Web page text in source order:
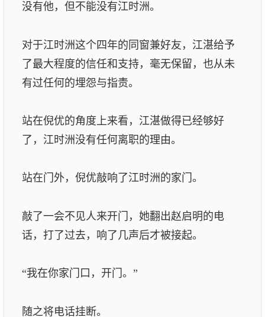
没有他，但不能没有江时洲。
对于江时洲这个四年的同窗兼好友，江湛给予
了最大程度的信任和支持，毫无保留，也从未
有过任何的埋怨与指责。
站在倪优的角度上来看，江湛做得已经够好
了，江时洲没有任何离职的理由。
站在门外，倪优敲响了江时洲的家门。
敲了一会不见人来开门，她翻出赵启明的电
话，打了过去，响了几声后才被接起。
“我在你家门口，开门。”
随之将电话挂断。